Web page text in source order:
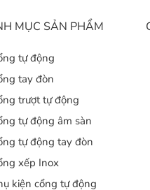
MỤC SẢN PHẨM
tự động
tay đòn
trượt tự động
tự động âm sàn
tự động tay đòn
xếp Inox
kiện cổng tự động